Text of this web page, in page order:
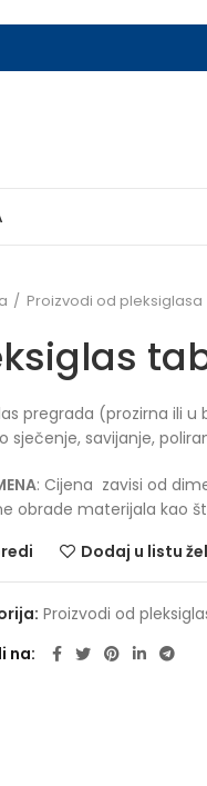
Proizvodi od pleksiglasa
pregrada (prozirna ili
sječenje, savijanje,
: Cijena zavisi od
obrade materijala kao
Dodaj u listu
Proizvodi od
na